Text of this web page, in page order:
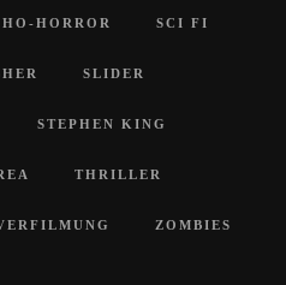
HORROR SCI FI
SLIDER
STEPHEN KING
THRILLER
ZOMBIES